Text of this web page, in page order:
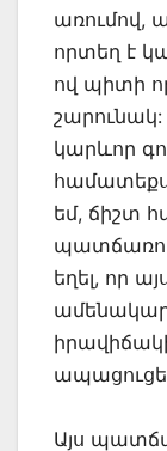
առումով,
որտեղ է
ով պիտի
շարունակ:
կարևոր
եմ, ճիշտ
եղել, որ
Այս